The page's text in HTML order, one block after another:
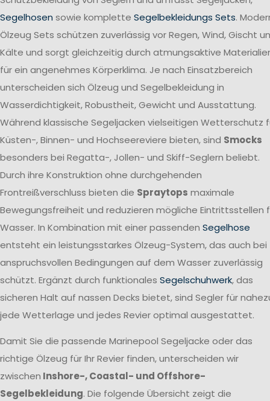
Segelhosen sowie komplette Segelbekleidungs Sets.
Ölzeug Sets schützen zuverlässig vor Regen, Wind, Gischt
Kälte und sorgt gleichzeitig durch atmungsaktive
für ein angenehmes Körperklima. Je nach Einsatzbereich
unterscheiden sich Ölzeug und Segelbekleidung in
Wasserdichtigkeit, Robustheit, Gewicht und Ausstattung.
Während klassische Segeljacken vielseitigen Wetterschutz
Küsten-, Binnen- und Hochseereviere bieten, sind Smocks
besonders bei Regatta-, Jollen- und Skiff-Seglern beliebt.
Durch ihre Konstruktion ohne durchgehenden
Frontreißverschluss bieten die Spraytops maximale
Bewegungsfreiheit und reduzieren mögliche Eintrittsstellen
Wasser. In Kombination mit einer passenden Segelhose
entsteht ein leistungsstarkes Ölzeug-System, das auch bei
anspruchsvollen Bedingungen auf dem Wasser zuverlässig
schützt. Ergänzt durch funktionales Segelschuhwerk, das
sicheren Halt auf nassen Decks bietet, sind Segler für
jede Wetterlage und jedes Revier optimal ausgestattet.
Damit Sie die passende Marinepool Segeljacke oder das
richtige Ölzeug für Ihr Revier finden, unterscheiden wir
zwischen Inshore-, Coastal- und Offshore-
Segelbekleidung. Die folgende Übersicht zeigt die